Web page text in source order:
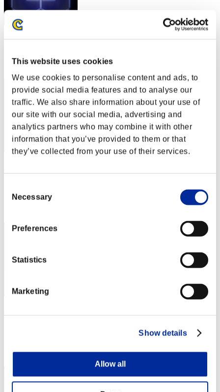
This website uses cookies
We use cookies to personalise content and ads, to
provide social media features and to analyse our
traffic. We also share information about your use of
our site with our social media, advertising and
analytics partners who may combine it with other
information that you’ve provided to them or that
they’ve collected from your use of their services.
Selection
Necessary
Preferences
Statistics
Marketing
Show details
Allow all
スコア: -
RANK
32
RANK
34